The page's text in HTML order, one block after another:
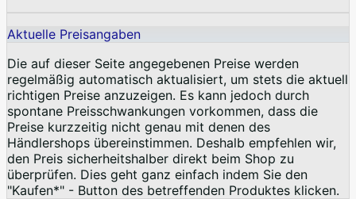
Aktuelle Preisangaben
Die auf dieser Seite angegebenen Preise werden
regelmäßig automatisch aktualisiert, um stets die aktuell
richtigen Preise anzuzeigen. Es kann jedoch durch
spontane Preisschwankungen vorkommen, dass die
Preise kurzzeitig nicht genau mit denen des
Händlershops übereinstimmen. Deshalb empfehlen wir,
den Preis sicherheitshalber direkt beim Shop zu
überprüfen. Dies geht ganz einfach indem Sie den
"Kaufen*" - Button des betreffenden Produktes klicken.